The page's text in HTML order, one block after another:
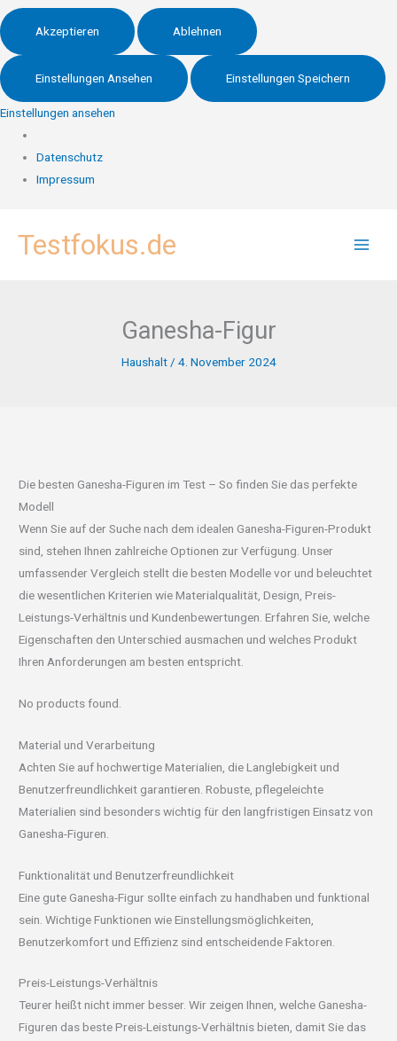
Akzeptieren Ablehnen
Einstellungen Ansehen Einstellungen Speichern
Einstellungen ansehen
Datenschutz
Impressum
InhaltTestfokus.de
Ganesha-Figur
Haushalt/ 4. November 2024
Die besten Ganesha-Figuren im Test – So finden Sie das perfekte
Modell
Wenn Sie auf der Suche nach dem idealen Ganesha-Figuren-Produkt
sind, stehen Ihnen zahlreiche Optionen zur Verfügung. Unser
umfassender Vergleich stellt die besten Modelle vor und beleuchtet
die wesentlichen Kriterien wie Materialqualität, Design, Preis-
Leistungs-Verhältnis und Kundenbewertungen. Erfahren Sie, welche
Eigenschaften den Unterschied ausmachen und welches Produkt
Ihren Anforderungen am besten entspricht.
No products found.
Material und Verarbeitung
Achten Sie auf hochwertige Materialien, die Langlebigkeit und
Benutzerfreundlichkeit garantieren. Robuste, pflegeleichte
Materialien sind besonders wichtig für den langfristigen Einsatz von
Ganesha-Figuren.
Funktionalität und Benutzerfreundlichkeit
Eine gute Ganesha-Figur sollte einfach zu handhaben und funktional
sein. Wichtige Funktionen wie Einstellungsmöglichkeiten,
Benutzerkomfort und Effizienz sind entscheidende Faktoren.
Preis-Leistungs-Verhältnis
Teurer heißt nicht immer besser. Wir zeigen Ihnen, welche Ganesha-
Figuren das beste Preis-Leistungs-Verhältnis bieten, damit Sie das